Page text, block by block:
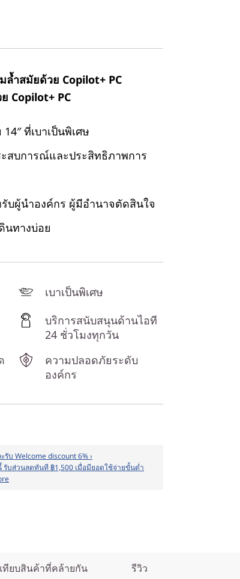
ำสมัยด้วย Copilot+ PC
Copilot+ PC
ที่เบาเป็นพิเศษ
สบการณ์และประสิทธิภาพการ
บผู้นำองค์กร ผู้มีอำนาจตัดสินใจ
นทางบ่อย
เบาเป็นพิเศษ
บริการสนับสนุนด้านไอที
24 ชั่วโมงทุกวัน
ความปลอดภัยระดับ
องค์กร
รับ Welcome discount 6% ›
รับส่วนลดทันที ฿1,500 เมื่อมียอดใช้จ่ายขั้นต่ำ
ทียบสินค้าที่คล้ายกัน รีวิว